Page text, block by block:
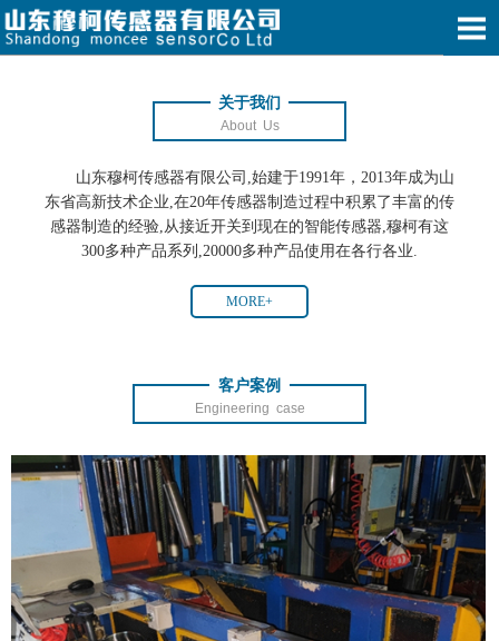
关于我们
About Us
山东穆柯传感器有限公司,始建于1991年，2013年成为山
东省高新技术企业,在20年传感器制造过程中积累了丰富的传
感器制造的经验,从接近开关到现在的智能传感器,穆柯有这
300多种产品系列,20000多种产品使用在各行各业.
MORE+
客户案例
Engineering case